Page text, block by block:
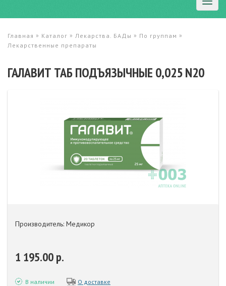
Главная » Каталог » Лекарства. БАДы » По группам »
Лекарственные препараты
ГАЛАВИТ ТАБ ПОДЪЯЗЫЧНЫЕ 0,025 N20
Производитель: Медикор
1 195.00 р.
В наличии О доставке